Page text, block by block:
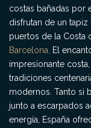
costas bañadas por
disfrutan de un
puertos de la Costa
Barcelona . El
impresionante
tradiciones
modernos. Tanto si
junto a escarpados
energía, España